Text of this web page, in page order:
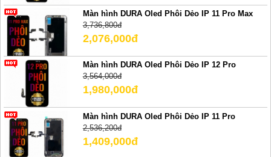
Màn hình DURA Oled Phôi Dẻo IP 11 Pro Max
3,736,800đ
2,076,000đ
Màn hình DURA Oled Phôi Dẻo IP 12 Pro
3,564,000đ
1,980,000đ
Màn hình DURA Oled Phôi Dẻo IP 11 Pro
2,536,200đ
1,409,000đ